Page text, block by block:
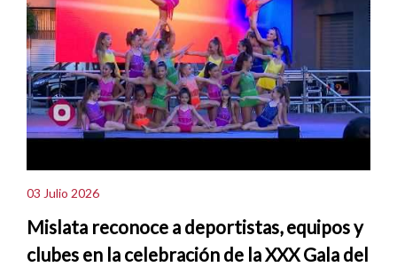
03 Julio 2026
Mislata reconoce a deportistas, equipos y
clubes en la celebración de la XXX Gala del